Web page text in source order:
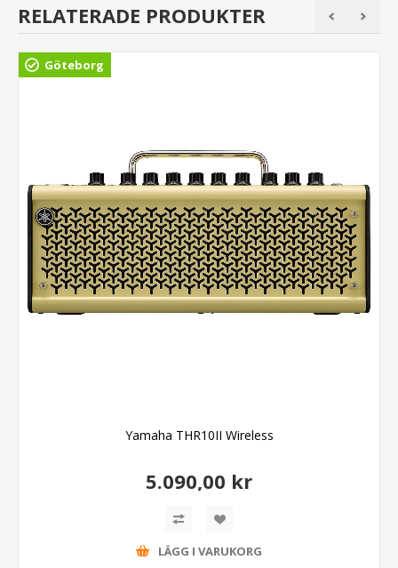
RELATERADE PRODUKTER
Göteborg
Yamaha THR10II Wireless
5.090,00 kr
LÄGG I VARUKORG